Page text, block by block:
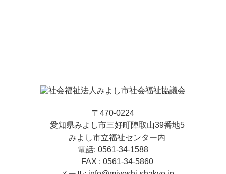
〒470-0224
愛知県みよし市三好町陣取山39番地5
みよし市立福祉センター内
電話: 0561-34-1588
FAX : 0561-34-5860